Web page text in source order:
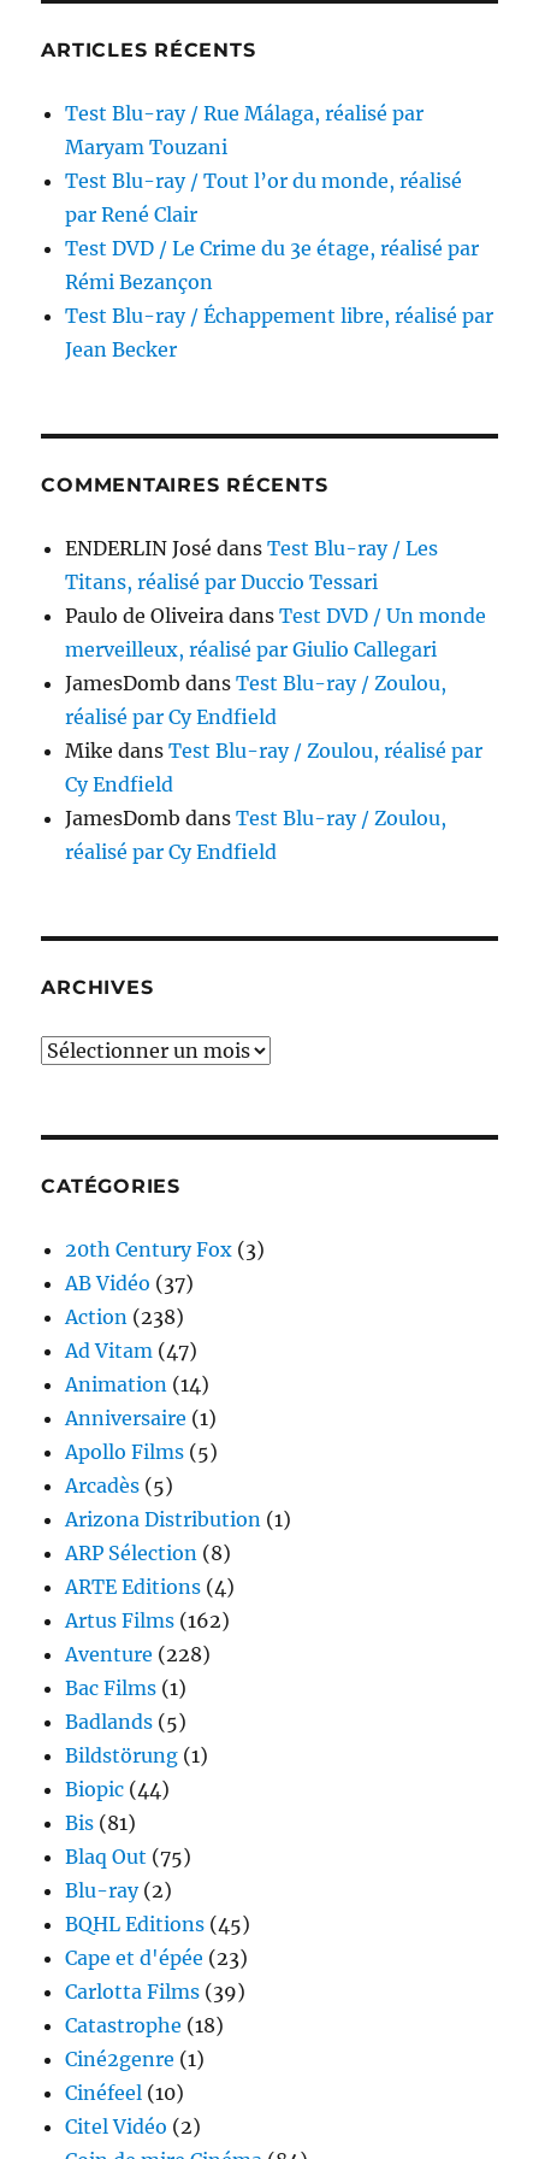
Dario
Argento
ARTICLES RÉCENTS
Test Blu-ray / Rue Málaga, réalisé par
Maryam Touzani
Test Blu-ray / Tout l’or du monde, réalisé
par René Clair
Test DVD / Le Crime du 3e étage, réalisé par
Rémi Bezançon
Test Blu-ray / Échappement libre, réalisé par
Jean Becker
COMMENTAIRES RÉCENTS
ENDERLIN José dansTest Blu-ray / Les
Titans, réalisé par Duccio Tessari
Paulo de Oliveira dansTest DVD / Un monde
merveilleux, réalisé par Giulio Callegari
JamesDomb dansTest Blu-ray / Zoulou,
réalisé par Cy Endfield
Mike dansTest Blu-ray / Zoulou, réalisé par
Cy Endfield
JamesDomb dansTest Blu-ray / Zoulou,
réalisé par Cy Endfield
ARCHIVES
Archives
CATÉGORIES
20th Century Fox (3)
AB Vidéo (37)
Action (238)
Ad Vitam (47)
Animation (14)
Anniversaire (1)
Apollo Films (5)
Arcadès (5)
Arizona Distribution (1)
ARP Sélection (8)
ARTE Editions (4)
Artus Films (162)
Aventure (228)
Bac Films (1)
Badlands (5)
Bildstörung (1)
Biopic (44)
Bis (81)
Blaq Out (75)
Blu-ray(2)
BQHL Editions (45)
Cape et d'épée (23)
Carlotta Films (39)
Catastrophe (18)
Ciné2genre (1)
Cinéfeel (10)
Citel Vidéo (2)